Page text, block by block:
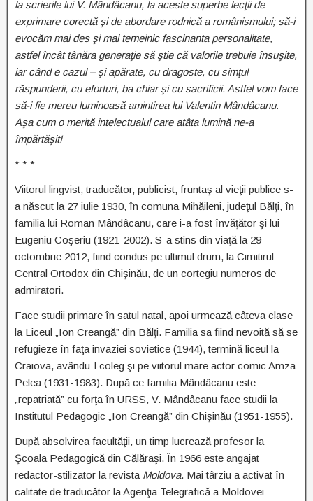
la scrierile lui V. Mândâcanu, la aceste superbe lecţii de
exprimare corectă şi de abordare rodnică a românismului; să-i
evocăm mai des şi mai temeinic fascinanta personalitate,
astfel încât tânăra generaţie să ştie că valorile trebuie însuşite,
iar când e cazul – şi apărate, cu dragoste, cu simţul
răspunderii, cu eforturi, ba chiar şi cu sacrificii. Astfel vom face
să-i fie mereu luminoasă amintirea lui Valentin Mândâcanu.
Aşa cum o merită intelectualul care atâta lumină ne-a
împărtăşit!
* * *
Viitorul lingvist, traducător, publicist, fruntaş al vieţii publice s-
a născut la 27 iulie 1930, în comuna Mihăileni, judeţul Bălţi, în
familia lui Roman Mândâcanu, care i-a fost învăţător şi lui
Eugeniu Coşeriu (1921-2002). S-a stins din viaţă la 29
octombrie 2012, fiind condus pe ultimul drum, la Cimitirul
Central Ortodox din Chişinău, de un cortegiu numeros de
admiratori.
Face studii primare în satul natal, apoi urmează câteva clase
la Liceul „Ion Creangă” din Bălţi. Familia sa fiind nevoită să se
refugieze în faţa invaziei sovietice (1944), termină liceul la
Craiova, avându-l coleg şi pe viitorul mare actor comic Amza
Pelea (1931-1983). După ce familia Mândâcanu este
„repatriată” cu forţa în URSS, V. Mândâcanu face studii la
Institutul Pedagogic „Ion Creangă” din Chişinău (1951-1955).
După absolvirea facultăţii, un timp lucrează profesor la
Şcoala Pedagogică din Călăraşi. În 1966 este angajat
redactor-stilizator la revista Moldova. Mai târziu a activat în
calitate de traducător la Agenţia Telegrafică a Moldovei